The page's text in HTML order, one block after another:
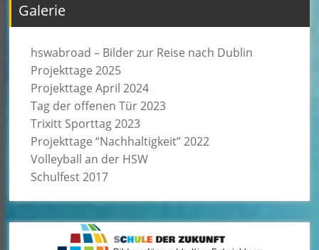
Galerie
hswabroad – Bilder zur Reise nach Dublin
Projekttage 2025
Projekttage April 2024
Tag der offenen Tür 2023
Trixitt Sporttag 2023
Projekttage “Nachhaltigkeit” 2022
Volleyball an der HSW
Schulfest 2017